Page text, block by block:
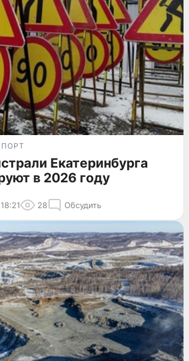
Екатеринбурга
в 2026 году
28 Обсудить